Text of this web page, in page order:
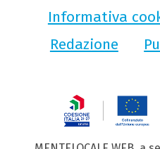
Informativa
Redazione